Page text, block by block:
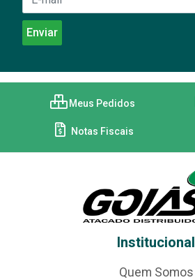
Meus Pedidos
Notas Fiscais
Institucional
Quem Somos